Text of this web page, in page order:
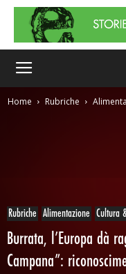
Home Rubriche
Rubriche Alimentazione Cultura
Burrata, l’Europa dà
Campana”: